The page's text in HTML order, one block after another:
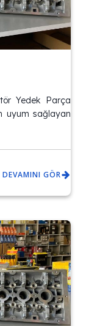
Yedek Parça
uyum sağlayan
DEVAMINI GÖR